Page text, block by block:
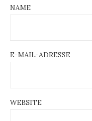
NAME
E-MAIL-ADRESSE
WEBSITE